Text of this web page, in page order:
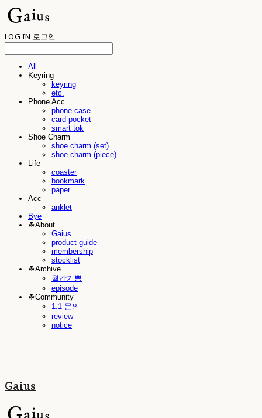
LOG IN 로그인
All
Keyring
keyring
etc.
Phone Acc
phone case
card pocket
smart tok
Shoe Charm
shoe charm (set)
shoe charm (piece)
Life
coaster
bookmark
paper
Acc
anklet
Bye
☘︎About
Gaius
product guide
membership
stocklist
☘︎Archive
월간기쁨
episode
☘︎Community
1:1 문의
review
notice
Gaius